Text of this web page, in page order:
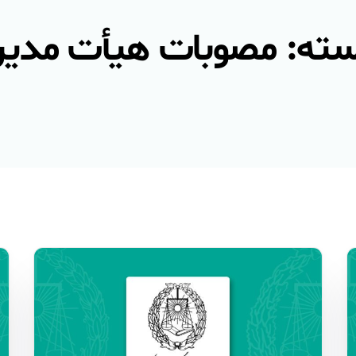
مصوبات هیأت